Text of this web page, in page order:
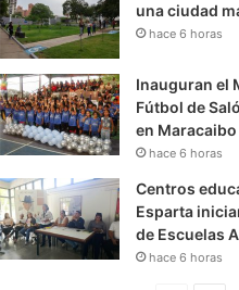
una ciudad
hace 6 horas
Inauguran el
Fútbol de
en Maracaibo
hace 6 horas
Centros
Esparta
de Escuelas
hace 6 horas